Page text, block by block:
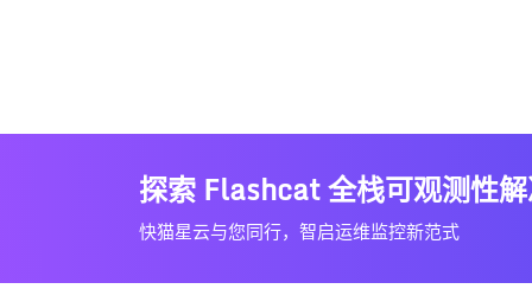
探索 Flashcat 全栈可观测性
快猫星云与您同行，智启运维监控新范式